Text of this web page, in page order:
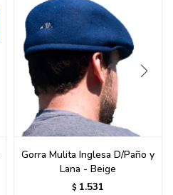
Gorra Mulita Inglesa D/Paño y
Lana - Beige
$ 1.531